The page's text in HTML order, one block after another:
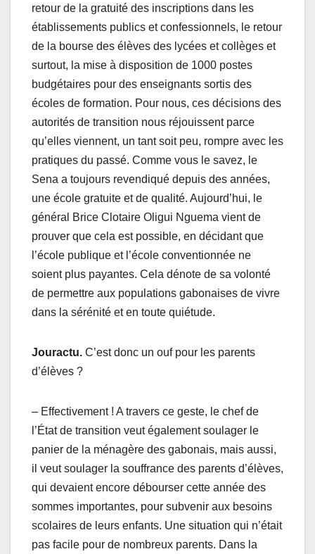
retour de la gratuité des inscriptions dans les
établissements publics et confessionnels, le retour
de la bourse des élèves des lycées et collèges et
surtout, la mise à disposition de 1000 postes
budgétaires pour des enseignants sortis des
écoles de formation. Pour nous, ces décisions des
autorités de transition nous réjouissent parce
qu’elles viennent, un tant soit peu, rompre avec les
pratiques du passé. Comme vous le savez, le
Sena a toujours revendiqué depuis des années,
une école gratuite et de qualité. Aujourd’hui, le
général Brice Clotaire Oligui Nguema vient de
prouver que cela est possible, en décidant que
l’école publique et l’école conventionnée ne
soient plus payantes. Cela dénote de sa volonté
de permettre aux populations gabonaises de vivre
dans la sérénité et en toute quiétude.
Jouractu. C’est donc un ouf pour les parents
d’élèves ?
– Effectivement ! A travers ce geste, le chef de
l’État de transition veut également soulager le
panier de la ménagère des gabonais, mais aussi,
il veut soulager la souffrance des parents d’élèves,
qui devaient encore débourser cette année des
sommes importantes, pour subvenir aux besoins
scolaires de leurs enfants. Une situation qui n’était
pas facile pour de nombreux parents. Dans la